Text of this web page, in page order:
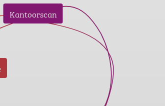
Kantoorscan